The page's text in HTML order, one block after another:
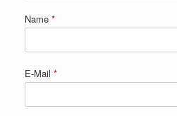
Name *
E-Mail *